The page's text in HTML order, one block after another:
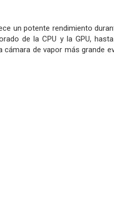
un potente rendimiento
de la CPU y la GPU,
de vapor más grande